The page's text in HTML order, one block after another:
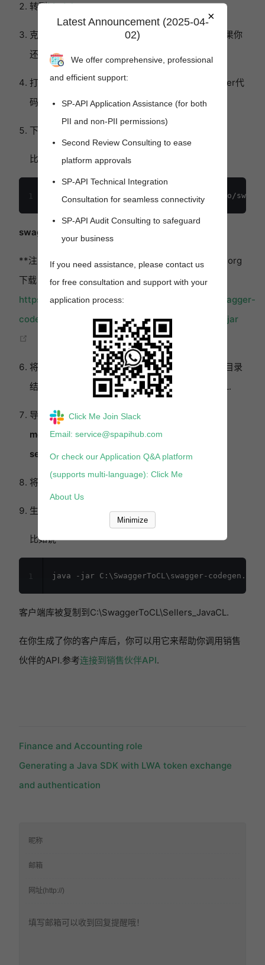
转到Models.
克隆版本库，在你的电脑上制作一个本地拷贝，如果你
还没有这样做的话.
打开一个命令提示符窗口，导航到你要下载Swagger代
码生成器的目录.
下载最新版本的Swagger代码生成器.
比如说
1
swagger-codegen-cli.jar
**注意：**您也可以通过将浏览器指向这里从maven.org
下载
https://repo1.maven.org/maven2/io/swagger/swagger-
codegen-cli/2.4.13/swagger-codegen-cli-2.4.13.jar
(opens new window)
将 swagger-codegen-cli.jar复制到对你有意义的目录
结构中. 本例中，我们将其复制到C:\SwaggerToCL.
导航到你本地版本的selling-partner-api-
models\models\sellers-api-model
sellers.json
将 sellers.json 复制到C:\SwaggerToCL.中
生成客户端库.
比如说
1
客户端库被复制到C:\SwaggerToCL\Sellers_JavaCL.
在你生成了你的客户库后，你可以用它来帮助你调用销售
伙伴的API.参考连接到销售伙伴API.
Finance and Accounting role
Generating a Java SDK with LWA token exchange
and authentication
×
Latest Announcement (2025-04-
02)
We offer comprehensive, professional
and efficient support:
SP-API Application Assistance (for both
PII and non-PII permissions)
Second Review Consulting to ease
platform approvals
SP-API Technical Integration
Consultation for seamless connectivity
SP-API Audit Consulting to safeguard
your business
If you need assistance, please contact us
for free consultation and support with your
application process:
Click Me Join Slack
Email: service@spapihub.com
Or check our Application Q&A platform
(supports multi-language): Click Me
About Us
Minimize